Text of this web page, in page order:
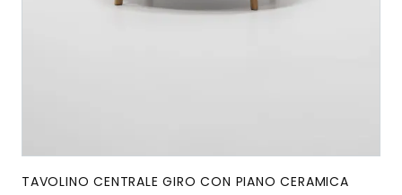
TAVOLINO CENTRALE GIRO CON PIANO CERAMICA